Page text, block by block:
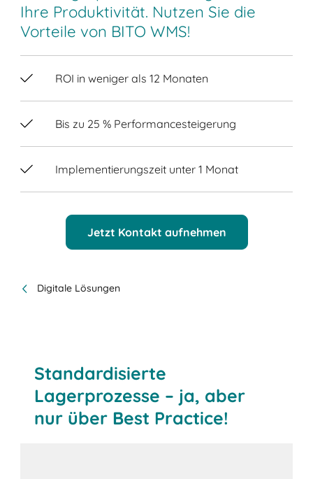
Ihre Produktivität. Nutzen Sie die
Vorteile von BITO WMS!
ROI in weniger als 12 Monaten
Bis zu 25 % Performancesteigerung
Implementierungszeit unter 1 Monat
Jetzt Kontakt aufnehmen
Digitale Lösungen
Standardisierte
Lagerprozesse – ja, aber
nur über Best Practice!